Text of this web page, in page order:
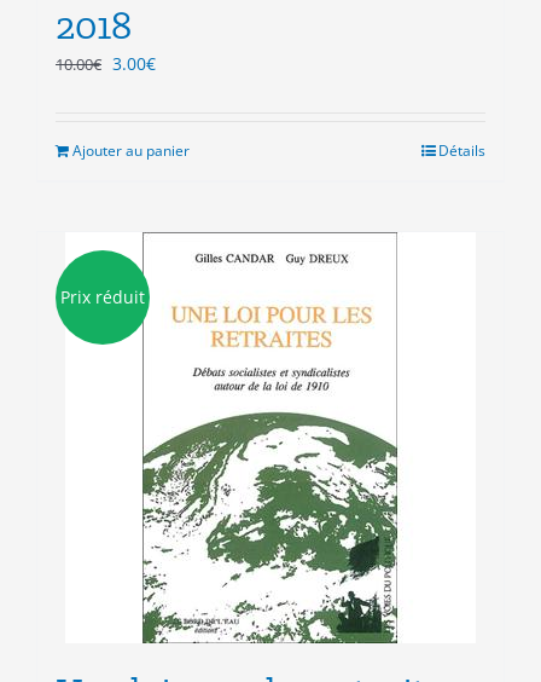
2018
10.00€ Le
3.00€Le
est :
Ajouter au panier Détails
Prix réduit